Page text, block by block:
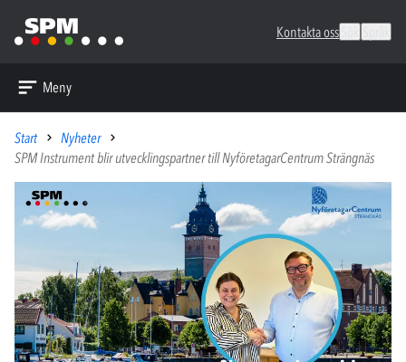
Kontakta oss
Meny
Start
Nyheter
SPM Instrument blir utvecklingspartner till NyföretagarCentrum Strängnäs